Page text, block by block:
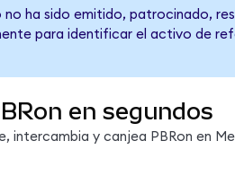
no ha sido emitido, patrocinado,
para identificar el activo de
en segundos
intercambia y canjea PBRon en